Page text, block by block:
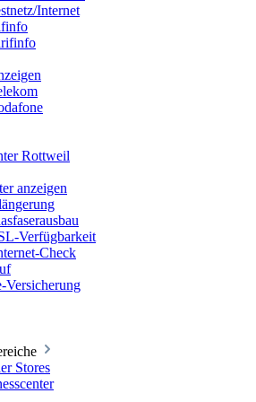
Internet
Rottweil
anzeigen
Verfügbarkeit
Check
Versicherung
Stores